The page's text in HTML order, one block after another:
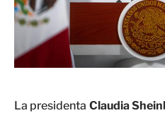
La presidenta Claudia